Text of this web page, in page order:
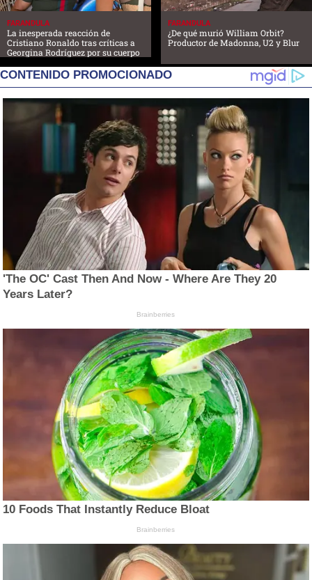
FARANDULA
La inesperada reacción de
Cristiano Ronaldo tras críticas a
Georgina Rodríguez por su cuerpo
FARANDULA
¿De qué murió William Orbit?
Productor de Madonna, U2 y Blur
CONTENIDO PROMOCIONADO
'The OC' Cast Then And Now - Where Are They 20
Years Later?
Brainberries
10 Foods That Instantly Reduce Bloat
Brainberries